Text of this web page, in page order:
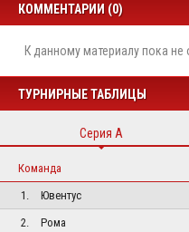
КОММЕНТАРИИ (0)
К данному материалу пока
ТУРНИРНЫЕ ТАБЛИЦЫ
Серия А
Команда
1.
Ювентус
2.
Рома